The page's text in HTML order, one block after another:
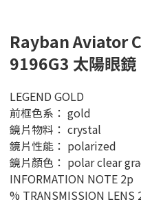
Rayban Aviator
9196G3 太陽眼鏡
LEGEND GOLD
前框色系： gold
鏡片物料： crystal
鏡片性能： polarized
鏡片顏色： polar clear
INFORMATION NOTE 2p
% TRANSMISSION LENS